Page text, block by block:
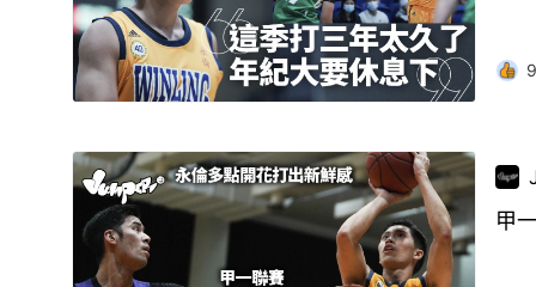
9
甲